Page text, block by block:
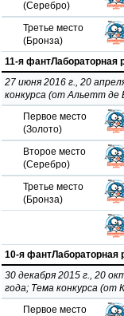
(Серебро)
Третье место
(Бронза)
11-я фантЛабораторная
27 июня 2016 г., 20
конкурса (от Альетт де
Первое место
(Золото)
Второе место
(Серебро)
Третье место
(Бронза)
10-я фантЛабораторная
30 декабря 2015 г., 20
года; Тема конкурса (от
Первое место